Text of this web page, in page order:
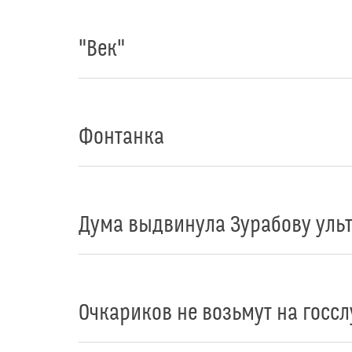
"Век"
Фонтанка
Дума выдвинула Зурабову
Очкариков не возьмут на